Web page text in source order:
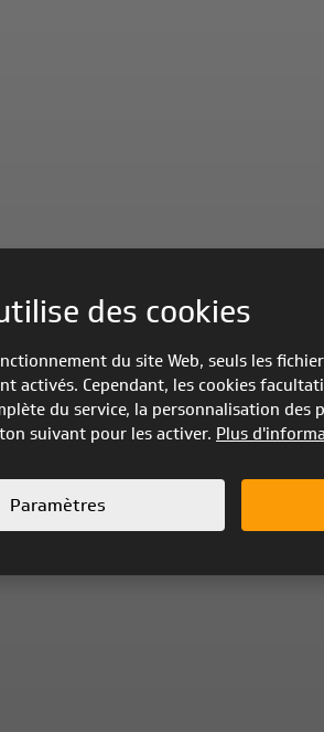
des cookies
du site Web, seuls les
activés. Cependant, les cookies
du service, la personnalisation des
suivant pour les activer. Plus
Paramètres